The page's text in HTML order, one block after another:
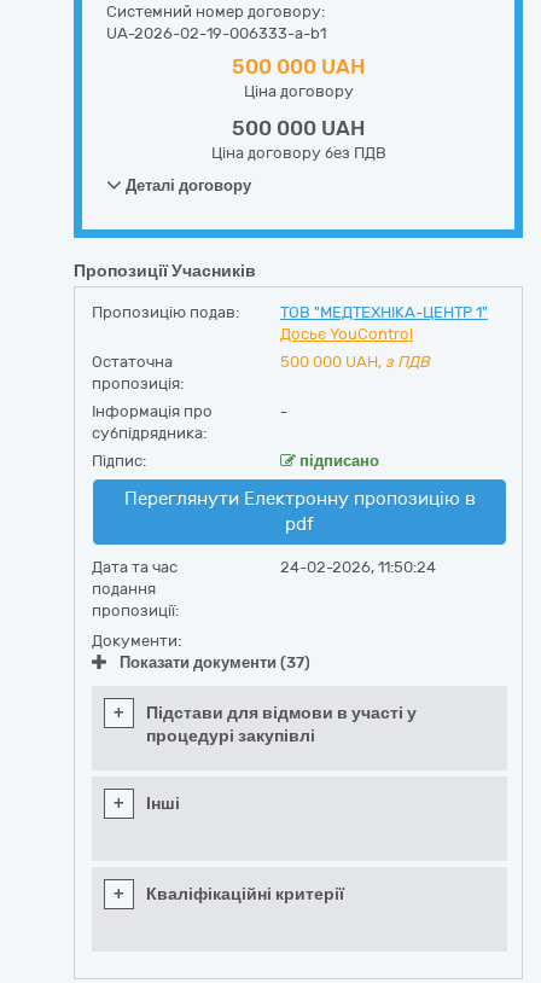
Системний номер договору:
UA-2026-02-19-006333-a-b1
500 000 UAH
Ціна договору
500 000 UAH
Ціна договору без ПДВ
Деталі договору
Пропозиції Учасників
Пропозицію подав:
ТОВ "МЕДТЕХНІКА-ЦЕНТР 1"
Досьє YouControl
Остаточна
пропозиція:
500 000 UAH, з ПДВ
Інформація про
субпідрядника:
-
Підпис: підписано
Переглянути Електронну пропозицію в
pdf
Дата та час
подання
пропозиції:
24-02-2026, 11:50:24
Документи:
Показати документи (37)
+
Підстави для відмови в участі у
процедурі закупівлі
+ Інші
+ Кваліфікаційні критерії